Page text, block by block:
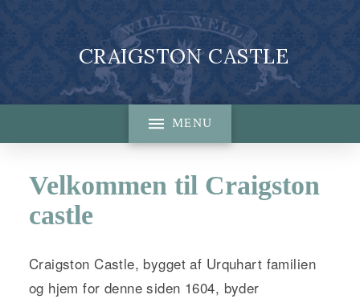
CRAIGSTON CASTLE
MENU
Velkommen til Craigston
castle
Craigston Castle, bygget af Urquhart familien
og hjem for denne siden 1604, byder